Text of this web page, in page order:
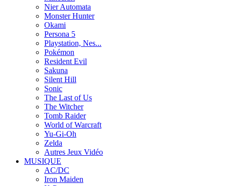
Nier Automata
Monster Hunter
Okami
Persona 5
Playstation, Nes...
Pokémon
Resident Evil
Sakuna
Silent Hill
Sonic
The Last of Us
The Witcher
Tomb Raider
World of Warcraft
Yu-Gi-Oh
Zelda
Autres Jeux Vidéo
MUSIQUE
AC/DC
Iron Maiden